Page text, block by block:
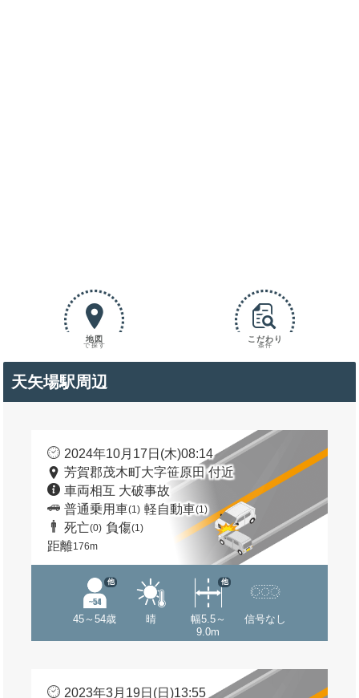
地図
で探す
こだわり
条件
天矢場駅周辺
2024年10月17日(木)08:14
芳賀郡茂木町大字笹原田 付近
車両相互 大破事故
普通乗用車(1) 軽自動車(1)
死亡(0) 負傷(1)
距離176m
45～54歳
他
晴
幅5.5～
9.0m
他
信号なし
2023年3月19日(日)13:55